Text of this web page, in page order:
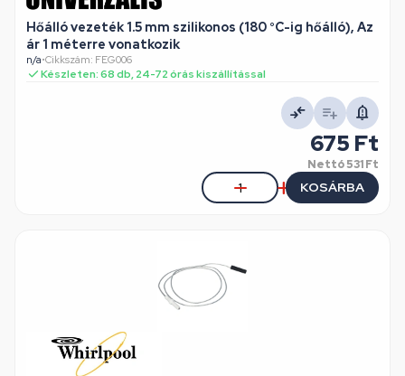
Hőálló vezeték 1.5 mm szilikonos (180 °C-ig hőálló), Az
ár 1 méterre vonatkozik
n/a•Cikkszám: FEG006
Készleten: 68 db, 24-72 órás kiszállítással
675 Ft
Nettó531 Ft
KOSÁRBA